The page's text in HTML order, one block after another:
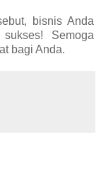
bisnis Anda
Semoga
bagi Anda.